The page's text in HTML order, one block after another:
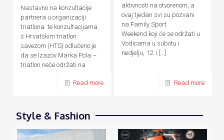
Nastavno na konzultacije
partnera u organizaciji
triatlona te konzultacijama
s Hrvatskim triatlon
savezom (HTS) odlučeno je
da se Izazov Marka Pola –
triatlon neće održati na
predviđene datume, 24. – 26.
Read more
aktivnosti na otvorenom, a
ovaj tjedan svi su pozvani
na Family Sport
Weekend koji će se održati u
Vodicama u subotu i
nedjelju, 12. i
Read more
Style & Fashion